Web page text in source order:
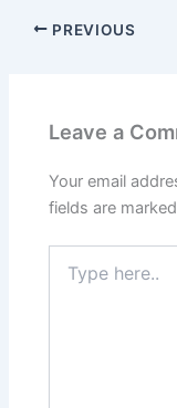
PREVIOUS
Leave a
Your email
fields are marked
here..